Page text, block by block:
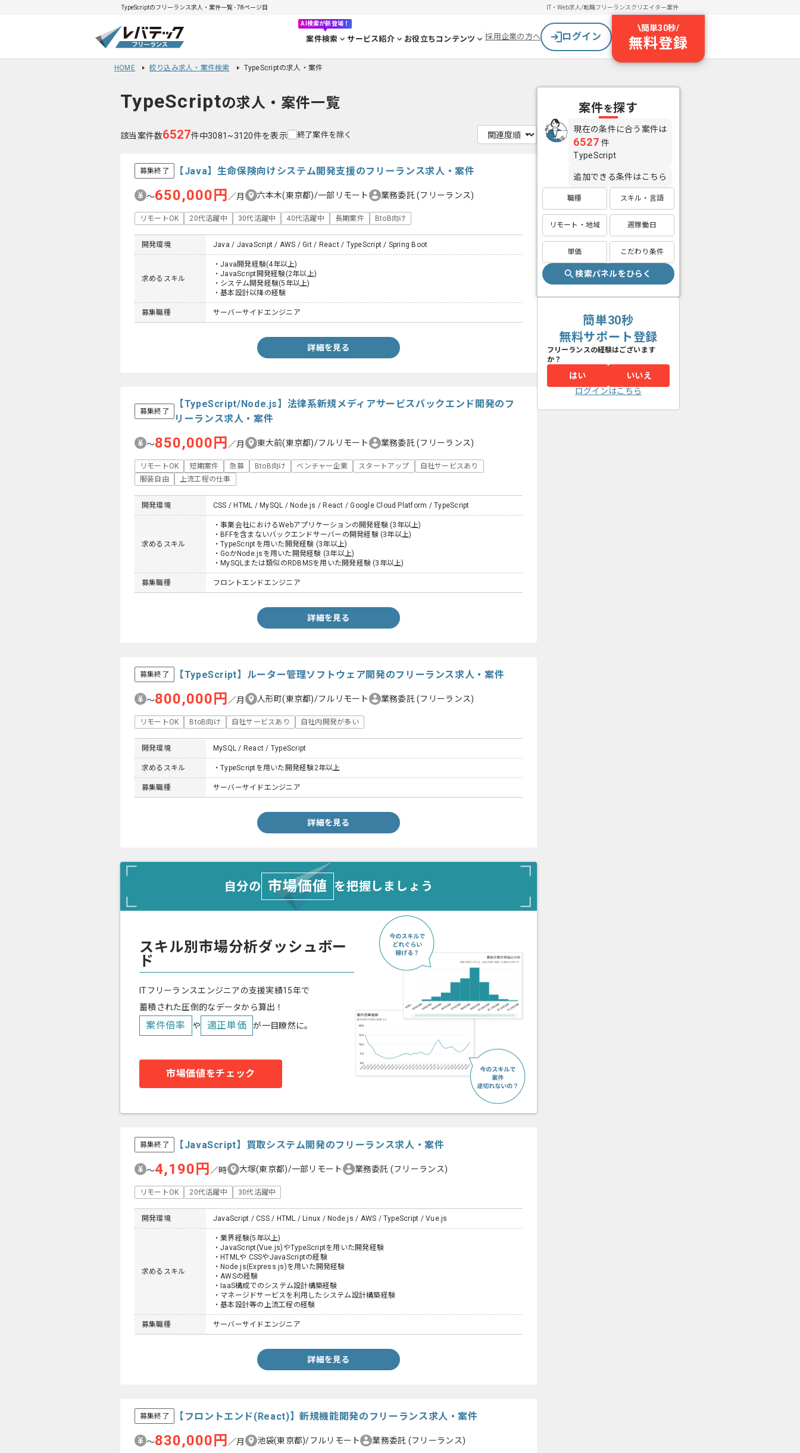
TypeScriptのフリーランス求人・案件一覧 - 78ページ目 IT・Web求人/転職フリーランスクリエイター案件
AI検索が新登場！
案件検索 サービス紹介 お役立ちコンテンツ 採用企業の方へ ログイン
\簡単30秒/
無料登録
HOME 絞り込み求人・案件検索 TypeScriptの求人・案件
TypeScriptの求人・案件一覧
該当案件数6527件中3081~3120件を表示 終了案件を除く
募集終了 【Java】生命保険向けシステム開発支援のフリーランス求人・案件
〜650,000円 ／月 六本木(東京都)/一部リモート 業務委託(フリーランス)
リモートOK 20代活躍中 30代活躍中 40代活躍中 長期案件 BtoB向け
開発環境 Java / JavaScript / AWS / Git / React / TypeScript / Spring Boot
求めるスキル
・Java開発経験(4年以上)
・JavaScript開発経験(2年以上)
・システム開発経験(5年以上)
・基本設計以降の経験
募集職種 サーバーサイドエンジニア
詳細を見る
募集終了
【TypeScript/Node.js】法律系新規メディアサービスバックエンド開発のフ
リーランス求人・案件
〜850,000円 ／月 東大前(東京都)/フルリモート 業務委託(フリーランス)
リモートOK 短期案件 急募 BtoB向け ベンチャー企業 スタートアップ
自社サービスあり
服装自由
上流工程の仕事
開発環境 CSS / HTML / MySQL / Node.js / React / Google Cloud Platform / TypeScript
求めるスキル
・事業会社におけるWebアプリケーションの開発経験 (3年以上)
・BFFを含まないバックエンドサーバーの開発経験 (3年以上)
・TypeScriptを用いた開発経験 (3年以上)
・GoかNode.jsを用いた開発経験 (3年以上)
・MySQLまたは類似のRDBMSを用いた開発経験 (3年以上)
募集職種 フロントエンドエンジニア
詳細を見る
募集終了 【TypeScript】ルーター管理ソフトウェア開発のフリーランス求人・案件
〜800,000円 ／月 人形町(東京都)/フルリモート 業務委託(フリーランス)
リモートOK BtoB向け 自社サービスあり 自社内開発が多い
開発環境 MySQL / React / TypeScript
求めるスキル ・TypeScriptを用いた開発経験2年以上
募集職種 サーバーサイドエンジニア
詳細を見る
自分の 市場価値 を把握しましょう
スキル別市場分析ダッシュボー
ド
ITフリーランスエンジニアの支援実績15年で
蓄積された圧倒的なデータから算出！
案件倍率 や 適正単価 が一目瞭然に。
市場価値をチェック
募集終了 【JavaScript】買取システム開発のフリーランス求人・案件
〜4,190円／時 大塚(東京都)/一部リモート 業務委託 (フリーランス)
リモートOK 20代活躍中 30代活躍中
開発環境 JavaScript / CSS / HTML / Linux / Node.js / AWS / TypeScript / Vue.js
求めるスキル
・業界経験(5年以上)
・JavaScript(Vue.js)やTypeScriptを用いた開発経験
・HTMLや CSSやJavaScriptの経験
・Node.js(Express.js)を用いた開発経験
・AWSの経験
・IaaS構成でのシステム設計構築経験
・マネージドサービスを利用したシステム設計構築経験
・基本設計等の上流工程の経験
募集職種 サーバーサイドエンジニア
詳細を見る
募集終了 【フロントエンド(React)】新規機能開発のフリーランス求人・案件
〜830,000円 ／月 池袋(東京都)/フルリモート 業務委託 (フリーランス)
案件を探す
現在の条件に合う案件は
6527 件
TypeScript
追加できる条件はこちら
職種 スキル・言語
リモート・地域 週稼働日
単価 こだわり条件
検索パネルをひらく
簡単30秒
無料サポート登録
フリーランスの経験はございます
か？
はい
いいえ
ログインはこちら